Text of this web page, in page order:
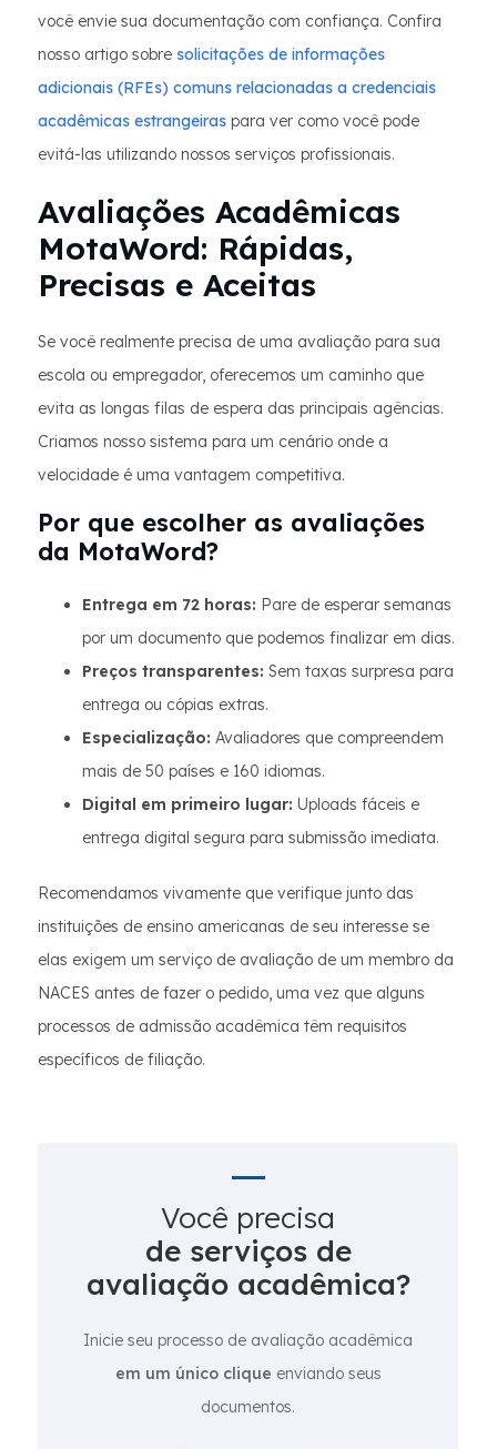
você envie sua documentação com confiança. Confira
nosso artigo sobre solicitações de informações
adicionais (RFEs) comuns relacionadas a credenciais
acadêmicas estrangeiras para ver como você pode
evitá-las utilizando nossos serviços profissionais.
Avaliações Acadêmicas
MotaWord: Rápidas,
Precisas e Aceitas
Se você realmente precisa de uma avaliação para sua
escola ou empregador, oferecemos um caminho que
evita as longas filas de espera das principais agências.
Criamos nosso sistema para um cenário onde a
velocidade é uma vantagem competitiva.
Por que escolher as avaliações
da MotaWord?
Entrega em 72 horas: Pare de esperar semanas
por um documento que podemos finalizar em dias.
Preços transparentes: Sem taxas surpresa para
entrega ou cópias extras.
Especialização: Avaliadores que compreendem
mais de 50 países e 160 idiomas.
Digital em primeiro lugar: Uploads fáceis e
entrega digital segura para submissão imediata.
Recomendamos vivamente que verifique junto das
instituições de ensino americanas de seu interesse se
elas exigem um serviço de avaliação de um membro da
NACES antes de fazer o pedido, uma vez que alguns
processos de admissão acadêmica têm requisitos
específicos de filiação.
Você precisa
de serviços de
avaliação acadêmica?
Inicie seu processo de avaliação acadêmica
em um único clique enviando seus
documentos.